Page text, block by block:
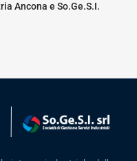
Ancona e So.Ge.S.I.